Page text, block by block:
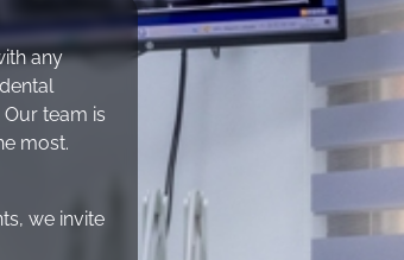
any
team is
most.
we invite